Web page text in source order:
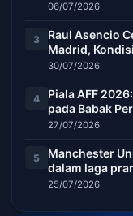
06/07/2026
3
Raul Asencio
Madrid,
30/07/2026
4
Piala AFF
pada Babak
27/07/2026
5
Manchester
dalam laga
25/07/2026